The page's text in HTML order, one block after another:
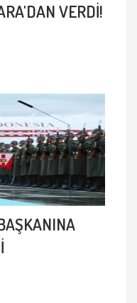
VERDİ!